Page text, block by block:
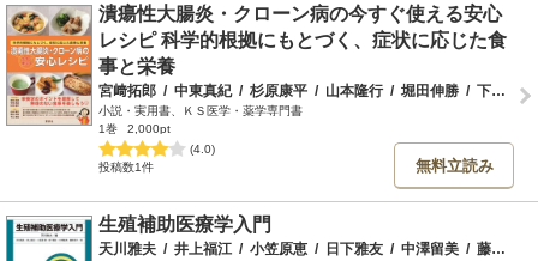
潰瘍性大腸炎・クローン病の今すぐ使える安心
レシピ 科学的根拠にもとづく、症状に応じた食
事と栄養
宮﨑拓郎 / 中東真紀 / 杉原康平 / 山本隆行 / 堀田伸勝 / 下山貴寛
小説・実用書、ＫＳ医学・薬学専門書
1巻
2,000pt
(4.0)
投稿数1件
無料立読み
生殖補助医療学入門
天川雅夫 / 井上福江 / 小笠原恵 / 日下雅友 / 中澤留美 / 藤田京子